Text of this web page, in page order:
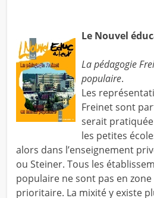
Le Nouvel
La pédagogie
populaire.
Les
Freinet sont
serait
les petites
alors dans l’enseignement
ou Steiner. Tous les
populaire ne sont pas en
prioritaire. La mixité y existe